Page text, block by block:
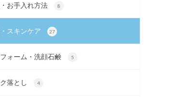
お手入れ方法 8
スキンケア 27
ォーム・洗顔石鹸 5
落とし 4